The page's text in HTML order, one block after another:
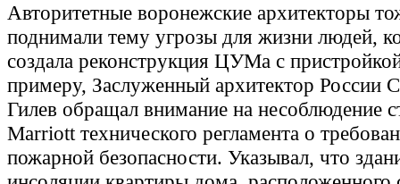
Авторитетные воронежские архитекторы
поднимали тему угрозы для жизни людей,
создала реконструкция ЦУМа с
примеру, Заслуженный архитектор России
Гилев обращал внимание на несоблюдение
Marriott технического регламента о
пожарной безопасности. Указывал, что